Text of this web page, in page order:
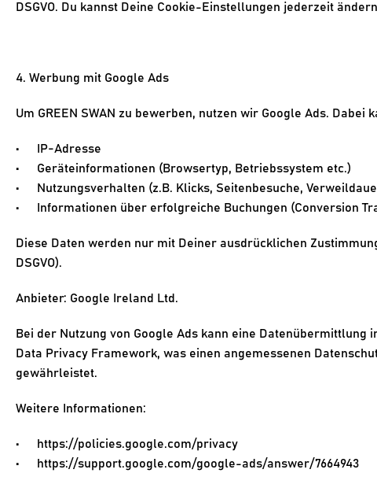
DSGVO. Du kannst Deine Cookie-Einstellungen jederzeit
4. Werbung mit Google Ads
Um GREEN SWAN zu bewerben, nutzen wir Google Ads.
IP-Adresse
Geräteinformationen (Browsertyp, Betriebssystem etc.)
Nutzungsverhalten (z.B. Klicks, Seitenbesuche,
Informationen über erfolgreiche Buchungen (Conversion
Diese Daten werden nur mit Deiner ausdrücklichen
DSGVO).
Anbieter: Google Ireland Ltd.
Bei der Nutzung von Google Ads kann eine
Data Privacy Framework, was einen angemessenen
gewährleistet.
Weitere Informationen:
https://policies.google.com/privacy
https://support.google.com/google-ads/answer/7664943